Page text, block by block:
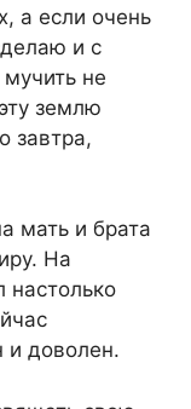
а если очень
и с
не
землю
завтра,
мать и брата
На
настолько
и доволен.